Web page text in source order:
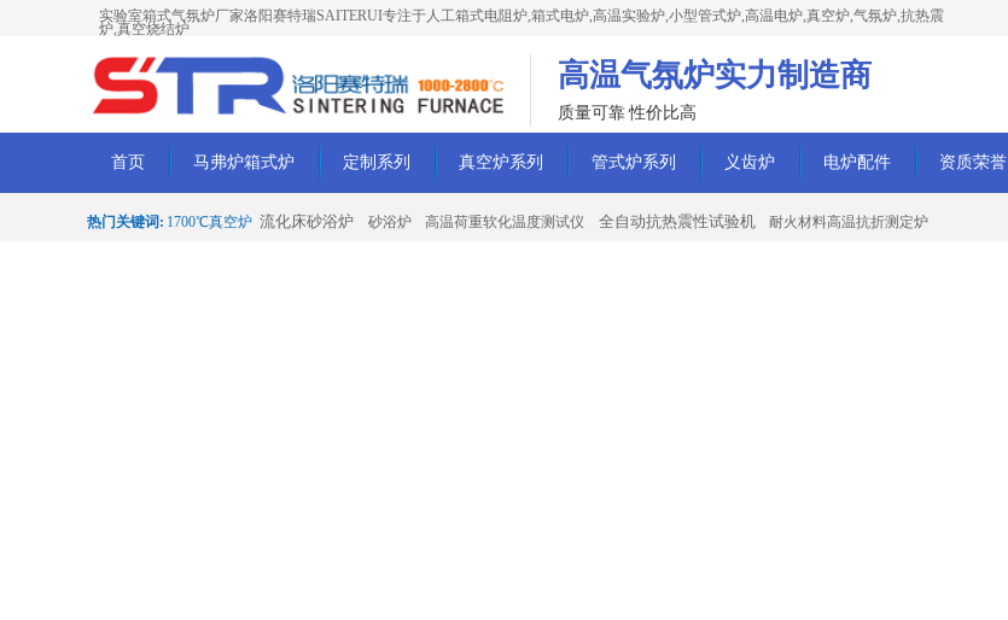
实验室箱式气氛炉厂家洛阳赛特瑞SAITERUI专注于人工箱式电阻炉,箱式电炉,高温实验炉,小型管式炉,高温电炉,真空炉,气氛炉,抗热震
炉,真空烧结炉
高温气氛炉实力制造商
质量可靠 性价比高
首页 马弗炉箱式炉 定制系列 真空炉系列 管式炉系列 义齿炉 电炉配件 资质荣誉
热门关键词: 1700℃真空炉 流化床砂浴炉 砂浴炉 高温荷重软化温度测试仪 全自动抗热震性试验机 耐火材料高温抗折测定炉